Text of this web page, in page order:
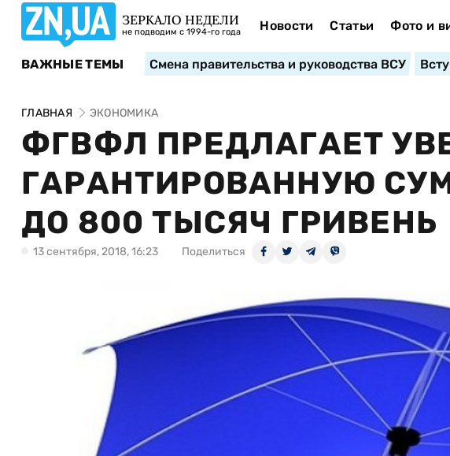
ЗЕРКАЛО НЕДЕЛИ
не подводим с 1994-го года Новости Статьи Фото и
ВАЖНЫЕ ТЕМЫ Смена правительства и руководства ВСУ
ГЛАВНАЯ ЭКОНОМИКА
ФГВФЛ ПРЕДЛАГАЕТ
ГАРАНТИРОВАННУЮ
ДО 800 ТЫСЯЧ ГРИВЕНЬ
13 сентября, 2018, 16:23 Поделиться